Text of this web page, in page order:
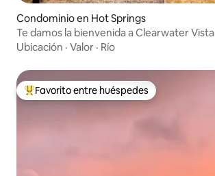
Condominio en Hot Springs
Te damos la bienvenida a Clearwater Vista
Ubicación · Valor · Río
De los mejores en Favorito entre huéspedes
Favorito entre huéspedes